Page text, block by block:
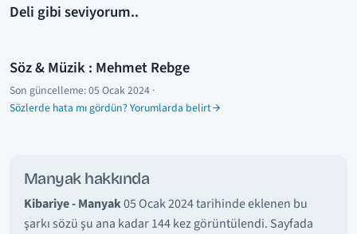
Deli gibi seviyorum..
Söz & Müzik : Mehmet Rebge
Son güncelleme:05 Ocak 2024 ·
Sözlerde hata mı gördün? Yorumlarda belirt
Manyak hakkında
Kibariye - Manyak05 Ocak 2024 tarihinde eklenen bu
şarkı sözü şu ana kadar 144 kez görüntülendi. Sayfada